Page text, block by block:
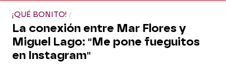
¡QUÉ BONITO!
La conexión entre Mar Flores y
Miguel Lago: "Me pone fueguitos
en Instagram"